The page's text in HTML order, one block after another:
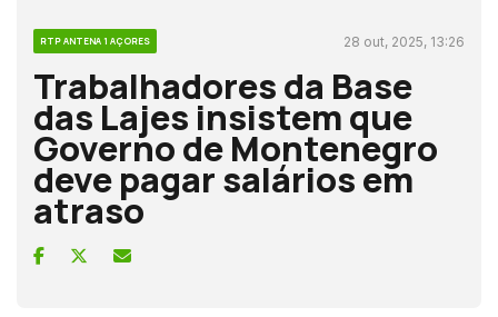
RTP ANTENA 1 AÇORES 28 out, 2025, 13:26
Trabalhadores da Base
das Lajes insistem que
Governo de Montenegro
deve pagar salários em
atraso